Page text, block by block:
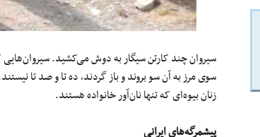
سیروان چند کارتن سیگار به دوش می‌کشید.
زنان بیوه‌ای که تنها نان‌آور خانواده هستند.
پیشمرگه‌های ایرانی